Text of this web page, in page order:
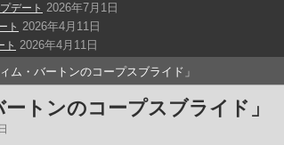
デート 2026年7月1日
ト 2026年4月11日
ト 2026年4月11日
ム・バートンのコープスブライド」
ートンのコープスブライド」